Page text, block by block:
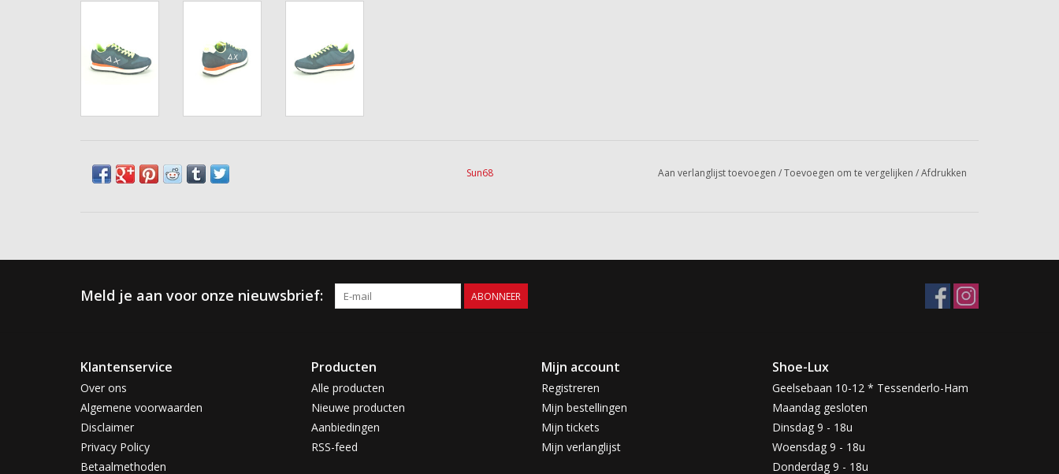
Sun68 Aan verlanglijst toevoegen /Toevoegen om te vergelijken /Afdrukken
Meld je aan voor onze nieuwsbrief: ABONNEER
Klantenservice
Over ons
Algemene voorwaarden
Disclaimer
Privacy Policy
Betaalmethoden
Producten
Alle producten
Nieuwe producten
Aanbiedingen
RSS-feed
Mijn account
Registreren
Mijn bestellingen
Mijn tickets
Mijn verlanglijst
Shoe-Lux
Geelsebaan 10-12 * Tessenderlo-Ham
Maandag gesloten
Dinsdag 9 - 18u
Woensdag 9 - 18u
Donderdag 9 - 18u